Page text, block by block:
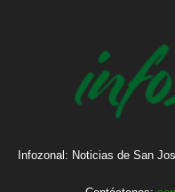
Infozonal: Noticias de San